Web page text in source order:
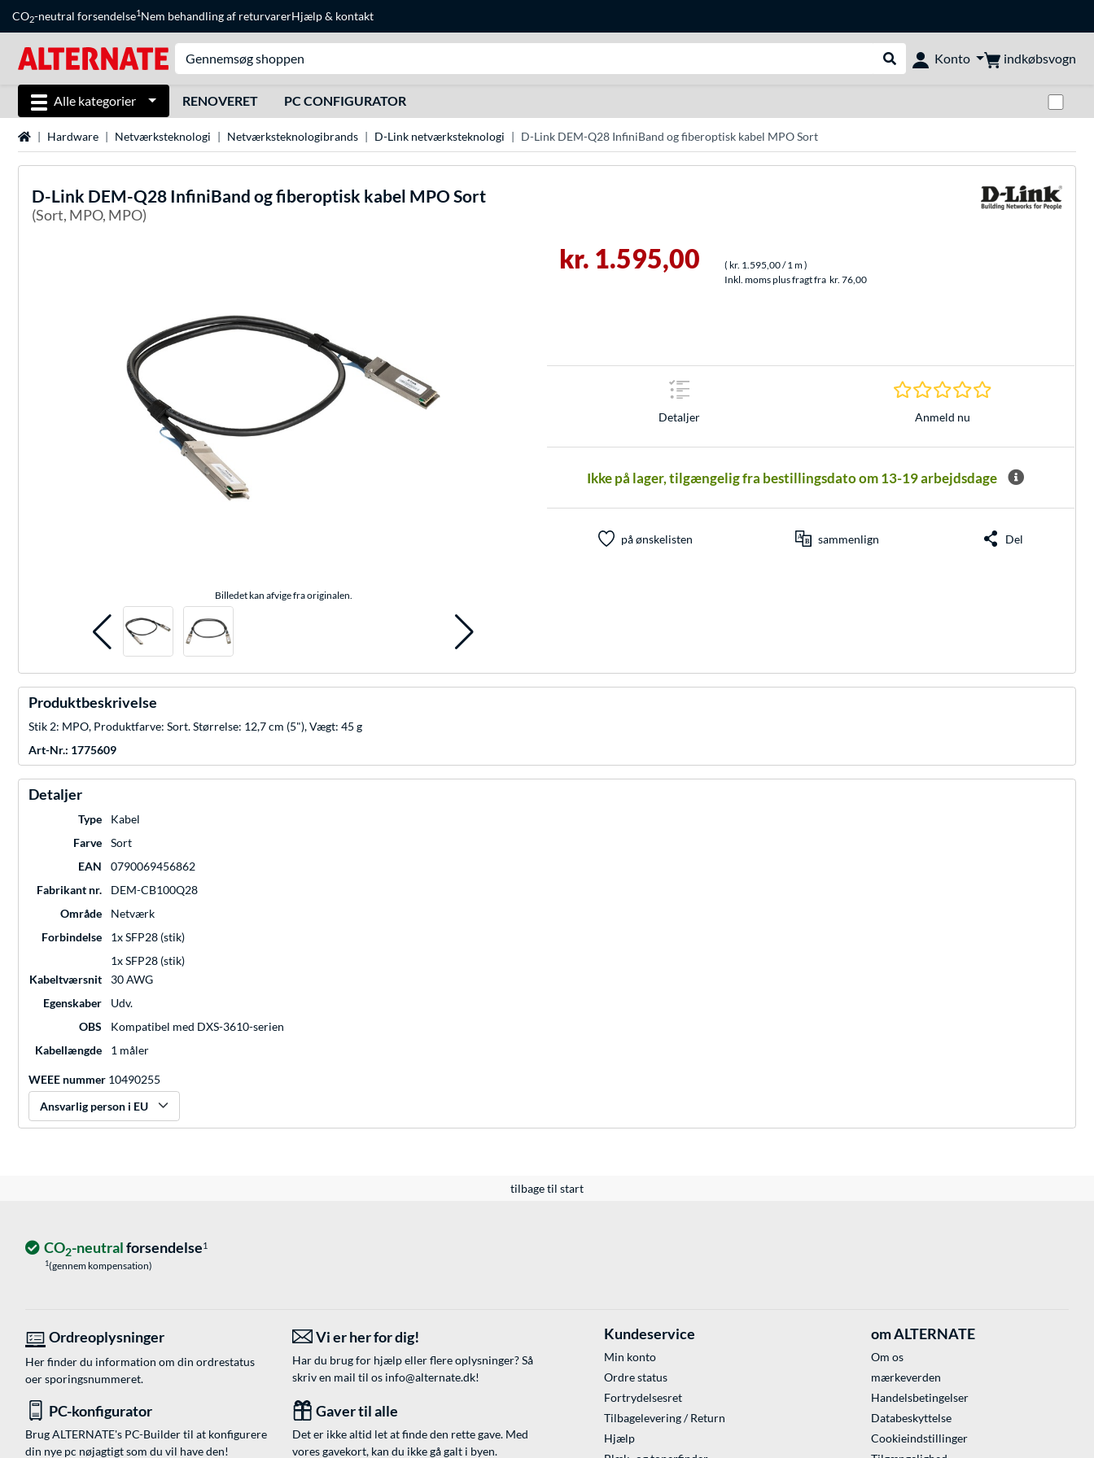
CO2-neutral forsendelse1Nem behandling af returvarerHjælp& kontakt
Udfør søgning
Konto indkøbsvogn
Alle kategorier RENOVERET PC CONFIGURATOR
StartsideHardware Netværksteknologi Netværksteknologibrands D-Link netværksteknologi D-Link DEM-Q28 InfiniBand og fiberoptisk kabel MPO Sort
D-Link DEM-Q28 InfiniBand og fiberoptisk kabel MPO Sort
(Sort, MPO, MPO)
Billedet kan afvige fra originalen.
kr. 1.595,00 ( kr. 1.595,00/ 1 m)
Inkl. moms plus fragt fra kr. 76,00
Detaljer
0.0 Stjerner hos 0
Anmeld nu
Ikke på lager, tilgængelig fra bestillingsdato om 13-19 arbejdsdage
på ønskelisten sammenlign Del
Produktbeskrivelse
Stik 2: MPO, Produktfarve: Sort. Størrelse: 12,7 cm (5"), Vægt: 45 g
Art-Nr.: 1775609
Detaljer
Type
Kabel
Farve
Sort
EAN
0790069456862
Fabrikant nr.
DEM-CB100Q28
Område
Netværk
Forbindelse
1x SFP28 (stik)
1x SFP28 (stik)
Kabeltværsnit
30 AWG
Egenskaber
Udv.
OBS
Kompatibel med DXS-3610-serien
Kabellængde
1 måler
WEEE nummer 10490255
Ansvarlig person i EU
tilbage til start
CO2-neutralforsendelse1
1(gennem kompensation)
Ordreoplysninger
Her finder du information om din ordrestatus
oer sporingsnummeret.
Vi er her for dig!
Har du brug for hjælp eller flere oplysninger? Så
skriv en mail til os info@alternate.dk!
PC-konfigurator
Brug ALTERNATE's PC-Builder til at konfigurere
din nye pc nøjagtigt som du vil have den!
Gaver til alle
Det er ikke altid let at finde den rette gave. Med
vores gavekort, kan du ikke gå galt i byen.
Kundeservice
Min konto
Ordre status
Fortrydelsesret
Tilbagelevering / Return
Hjælp
om ALTERNATE
Om os
mærkeverden
Handelsbetingelser
Databeskyttelse
Cookieindstillinger